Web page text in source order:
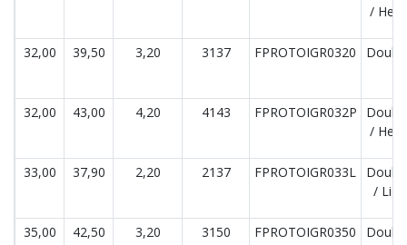
/
32,00 39,50 3,20 3137 FPROTOIGR0320
32,00 43,00 4,20 4143 FPROTOIGR032P
/
33,00 37,90 2,20 2137 FPROTOIGR033L
/
35,00 42,50 3,20 3150 FPROTOIGR0350